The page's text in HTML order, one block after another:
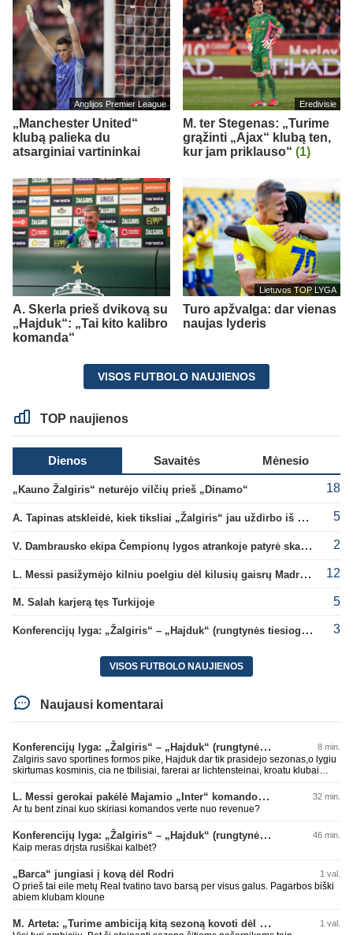
Anglijos Premier League
„Manchester United“
klubą palieka du
atsarginiai vartininkai
Eredivisie
M. ter Stegenas: „Turime
grąžinti „Ajax“ klubą ten,
kur jam priklauso“ (1)
A. Skerla prieš dvikovą su
„Hajduk“: „Tai kito kalibro
komanda“
Lietuvos TOP LYGA
Turo apžvalga: dar vienas
naujas lyderis
VISOS FUTBOLO NAUJIENOS
TOP naujienos
Dienos Savaitės Mėnesio
„Kauno Žalgiris“ neturėjo vilčių prieš „Dinamo“ 18
A. Tapinas atskleidė, kiek tiksliai „Žalgiris“ jau uždirbo iš UEFA premijų 5
V. Dambrausko ekipa Čempionų lygos atrankoje patyrė skaudžią nesėkmę 2
L. Messi pasižymėjo kilniu poelgiu dėl kilusių gaisrų Madride 12
M. Salah karjerą tęs Turkijoje 5
Konferencijų lyga: „Žalgiris“ – „Hajduk“ (rungtynės tiesiogiai) 3
VISOS FUTBOLO NAUJIENOS
Naujausi komentarai
Konferencijų lyga: „Žalgiris“ – „Hajduk“ (rungtynės tiesiogiai) 8 min.
Zalgiris savo sportines formos pike, Hajduk dar tik prasidejo sezonas,o lygiu
skirtumas kosminis, cia ne tbilisiai, farerai ar lichtensteinai, kroatu klubai
10 metu kitu stebuklingu rungtyniu pries koki kysiniovo metalista
L. Messi gerokai pakėlė Majamio „Inter“ komandos vertę 32 min.
Ar tu bent zinai kuo skiriasi komandos verte nuo revenue?
Konferencijų lyga: „Žalgiris“ – „Hajduk“ (rungtynės tiesiogiai) 46 min.
Kaip meras drįsta rusiškai kalbėt?
„Barca“ jungiasi į kovą dėl Rodri 1 val.
O prieš tai eile metų Real tvatino tavo barsą per visus galus. Pagarbos biški
abiem klubam kloune
M. Arteta: „Turime ambiciją kitą sezoną kovoti dėl visų titulų“ 1 val.